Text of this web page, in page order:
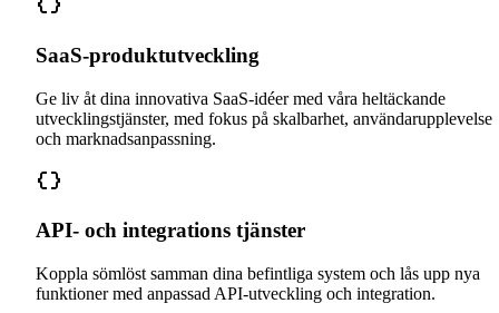
SaaS-produktutveckling
Ge liv åt dina innovativa SaaS-idéer med våra heltäckande
utvecklingstjänster, med fokus på skalbarhet, användarupplevelse
och marknadsanpassning.
API- och integrations tjänster
Koppla sömlöst samman dina befintliga system och lås upp nya
funktioner med anpassad API-utveckling och integration.